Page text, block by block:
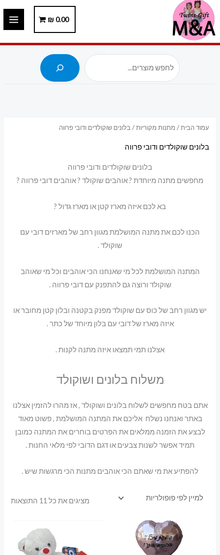
דילוג
לתוכן
0.00
₪
עמוד הבית/ מתנות מקוריות/ בלונים שוקולדים ודובי פרווה
בלונים שוקולדים ודובי פרווה
בלונים שוקולדים ודובי פרווה
מחפשים מתנה מיוחדת ? אוהבים שוקולד ? אוהבים דובי פרווה ?
בא לכם איזה מארז קטן או מארז גדול ?
הכנו לכם את מתנה המושלמת מגוון רחב של מארזים דובי עם
שוקולד .
המתנה המושלמת לכל מי שאנחנו הכי אוהבים וכל מי שאוהב
שוקולד ורוצה גם להתפנק עם דובי פרווה .
יש מגוון רחב של כוס עם שוקולד מפנק בקטנה ובלון קטן מחובר או
איזה מארז של דובי עם בלון מיוחד של כתר .
אצלנו תמי תמצאו איזה מתנה לקנות .
משלוח בלונים ושוקולד
אתם בטח מחפשים לשלוח בלונים ושוקולד , אז מהרו להזמין אצלנו
באתר ואנחנו נשלח אליכם את המתנה המושלמת , פשוט מאוד
לבצע את הזמנה ממלאים את הפרטים בוחרים את המתנה כמובן
תמיד אפשר לשנות צבעים או דגם הדובי לפי מלאי החנות .
להפתיע את מי שאתם הכי אוהבים מתנות הכי מרגשות שיש .
מציגים את כל ⁦11⁩ התוצאות